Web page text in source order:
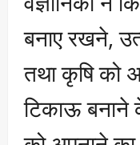
बनाए रखने,
तथा कृषि को
टिकाऊ बनाने